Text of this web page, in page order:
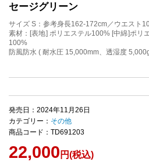
セージグリーン
サイズ S：参考身長162-172cm／ウエスト
素材：[表地] ポリエステル100% [中綿]ポリ
100%
防風防水 ( 耐水圧 15,000mm、透湿度
発売日：2024年11月26日
カテゴリー： その他
商品コード：TD691203
22,000 円(税込)